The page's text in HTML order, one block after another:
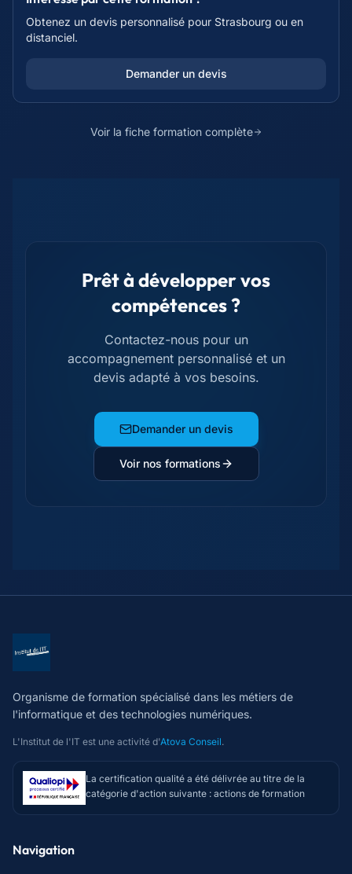
Obtenez un devis personnalisé pour Strasbourg ou en
distanciel.
Demander un devis
Voir la fiche formation complète
Prêt à développer vos
compétences ?
Contactez-nous pour un
accompagnement personnalisé et un
devis adapté à vos besoins.
Demander un devis
Voir nos formations
Organisme de formation spécialisé dans les métiers de
l'informatique et des technologies numériques.
L'Institut de l'IT est une activité d'Atova Conseil.
La certification qualité a été délivrée au titre de la
catégorie d'action suivante : actions de formation
Navigation